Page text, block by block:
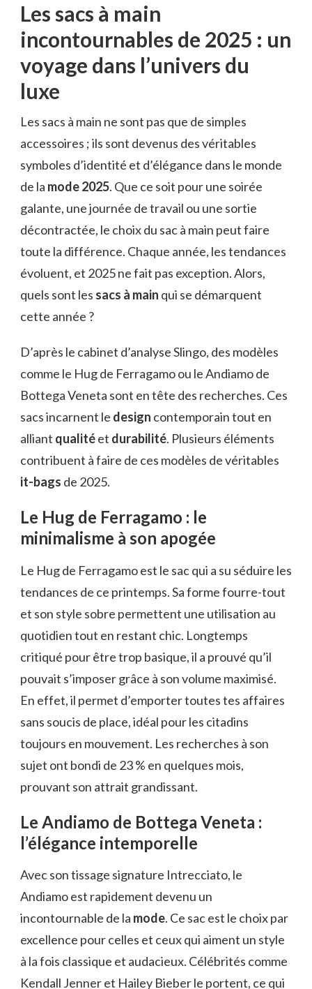
Les sacs à main
incontournables de 2025 : un
voyage dans l’univers du
luxe
Les sacs à main ne sont pas que de simples
accessoires ; ils sont devenus des véritables
symboles d’identité et d’élégance dans le monde
de la mode 2025. Que ce soit pour une soirée
galante, une journée de travail ou une sortie
décontractée, le choix du sac à main peut faire
toute la différence. Chaque année, les tendances
évoluent, et 2025 ne fait pas exception. Alors,
quels sont les sacs à main qui se démarquent
cette année ?
D’après le cabinet d’analyse Slingo, des modèles
comme le Hug de Ferragamo ou le Andiamo de
Bottega Veneta sont en tête des recherches. Ces
sacs incarnent le design contemporain tout en
alliant qualitéet durabilité. Plusieurs éléments
contribuent à faire de ces modèles de véritables
it-bags de 2025.
Le Hug de Ferragamo : le
minimalisme à son apogée
Le Hug de Ferragamo est le sac qui a su séduire les
tendances de ce printemps. Sa forme fourre-tout
et son style sobre permettent une utilisation au
quotidien tout en restant chic. Longtemps
critiqué pour être trop basique, il a prouvé qu’il
pouvait s’imposer grâce à son volume maximisé.
En effet, il permet d’emporter toutes tes affaires
sans soucis de place, idéal pour les citadins
toujours en mouvement. Les recherches à son
sujet ont bondi de 23 % en quelques mois,
prouvant son attrait grandissant.
Le Andiamo de Bottega Veneta :
l’élégance intemporelle
Avec son tissage signature Intrecciato, le
Andiamo est rapidement devenu un
incontournable de la mode. Ce sac est le choix par
excellence pour celles et ceux qui aiment un style
à la fois classique et audacieux. Célébrités comme
Kendall Jenner et Hailey Bieber le portent, ce qui